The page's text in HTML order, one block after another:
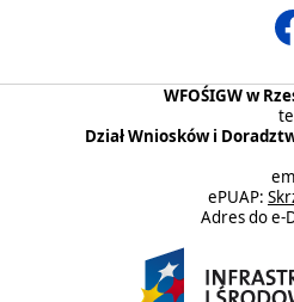
WFOŚIGW w
Dział Wniosków i
ePUAP:
Adres do e-